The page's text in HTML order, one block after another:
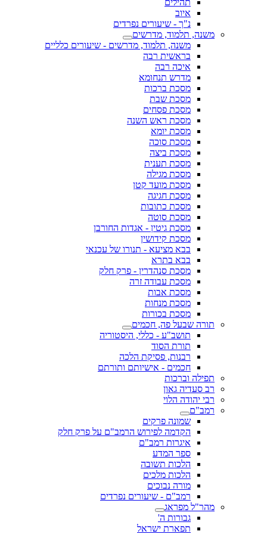
תהילים
איוב
נ"ך - שיעורים נפרדים
משנה, תלמוד, מדרשים
משנה, תלמוד, מדרשים - שיעורים כלליים
בראשית רבה
איכה רבה
מדרש תנחומא
מסכת ברכות
מסכת שבת
מסכת פסחים
מסכת ראש השנה
מסכת יומא
מסכת סוכה
מסכת ביצה
מסכת תענית
מסכת מגילה
מסכת מועד קטן
מסכת חגיגה
מסכת כתובות
מסכת סוטה
מסכת גיטין - אגדות החורבן
מסכת קידושין
בבא מציעא - תנורו של עכנאי
בבא בתרא
מסכת סנהדרין - פרק חלק
מסכת עבודה זרה
מסכת אבות
מסכת מנחות
מסכת בכורות
תורה שבעל פה, חכמים
תושב"ע - כללי, היסטוריה
תורת הסוד
רבנות, פסיקת הלכה
חכמים - אישיותם ותורתם
תפילה וברכות
רב סעדיה גאון
רבי יהודה הלוי
רמב"ם
שמונה פרקים
הקדמה לפירוש הרמב"ם על פרק חלק
איגרות רמב"ם
ספר המדע
הלכות תשובה
הלכות מלכים
מורה נבוכים
רמב"ם - שיעורים נפרדים
מהר"ל מפראג
גבורות ה'
תפארת ישראל